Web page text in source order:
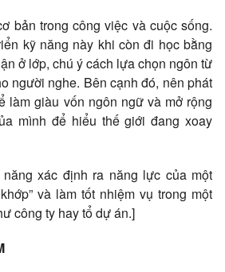
bản trong công việc và cuộc sống.
kỹ năng này khi còn đi học bằng
ở lớp, chú ý cách lựa chọn ngôn từ
người nghe. Bên cạnh đó, nên phát
làm giàu vốn ngôn ngữ và mở rộng
mình để hiểu thế giới đang xoay
xác định ra năng lực của một
và làm tốt nhiệm vụ trong một
công ty hay tổ dự án.]